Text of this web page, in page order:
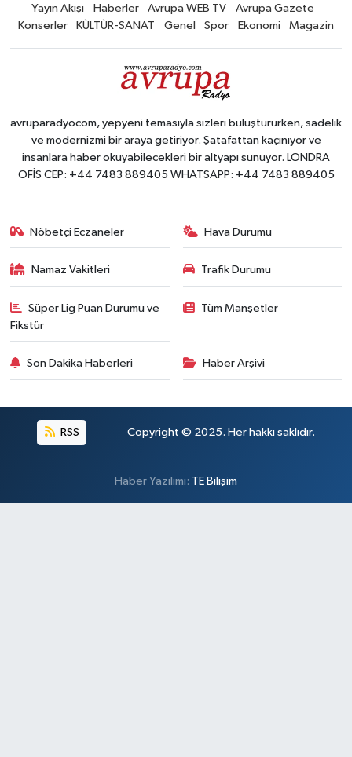
Yayın Akışı Haberler Avrupa WEB TV
Avrupa Gazete
Konserler
KÜLTÜR-SANAT Genel Spor Ekonomi Magazin
avruparadyocom, yepyeni temasıyla sizleri buluştururken, sadelik
ve modernizmi bir araya getiriyor. Şatafattan kaçınıyor ve
insanlara haber okuyabilecekleri bir altyapı sunuyor. LONDRA
OFİS CEP: +44 7483 889405 WHATSAPP: +44 7483 889405
Nöbetçi Eczaneler Hava Durumu
Namaz Vakitleri Trafik Durumu
Süper Lig Puan Durumu ve
Fikstür
Tüm Manşetler
Son Dakika Haberleri Haber Arşivi
RSS Copyright © 2025. Her hakkı saklıdır.
Haber Yazılımı: TE Bilişim